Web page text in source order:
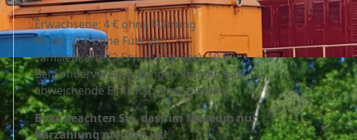
Erwachsene: 4 € ohne Führung
Kinder: 2 € ohne Führung
Familienkarte (2 Erw. + 2 Kinder): 10 €
Bei Sonderveranstaltungen können ggf.
abweichende Eintrittspreise anfallen.
Bitte beachten Sie, dass im Museum nur
Barzahlung möglich ist!